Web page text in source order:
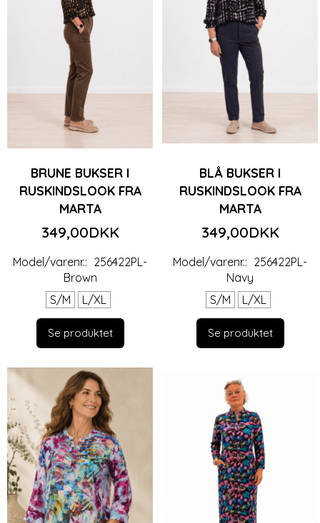
BRUNE BUKSER I
RUSKINDSLOOK FRA
MARTA
349,00DKK
Model/varenr.: 256422PL-
Brown
S/M
L/XL
Se produktet
BLÅ BUKSER I
RUSKINDSLOOK FRA
MARTA
349,00DKK
Model/varenr.: 256422PL-
Navy
S/M
L/XL
Se produktet